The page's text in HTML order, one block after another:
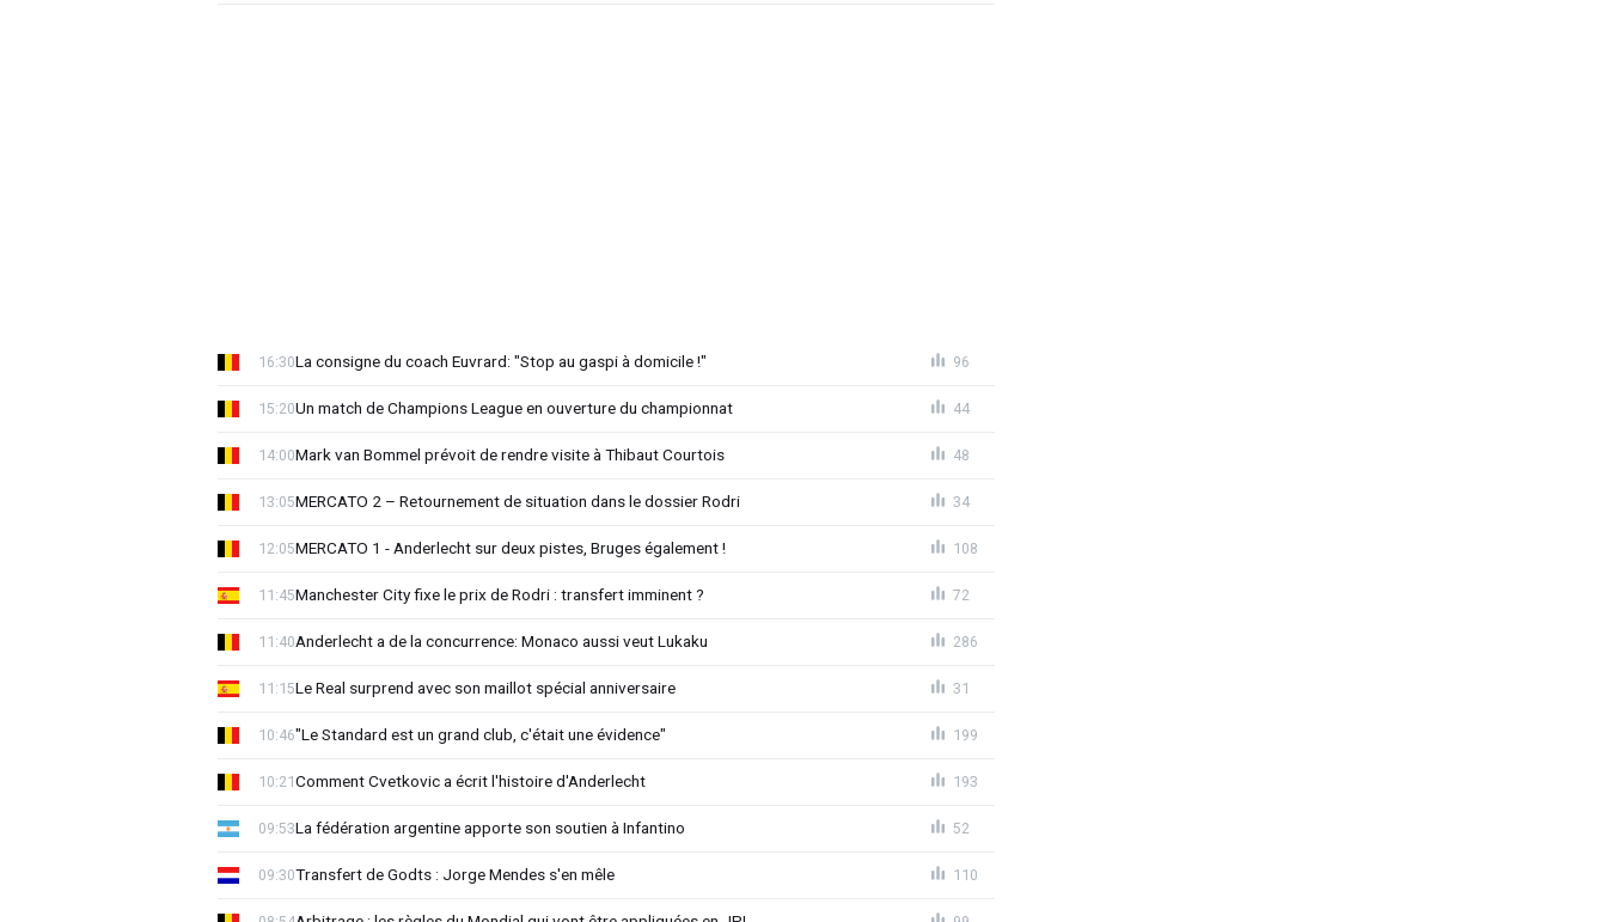
La consigne du coach Euvrard: "Stop au gaspi à domicile !"
16:30 96
Un match de Champions League en ouverture du championnat
15:20 44
Mark van Bommel prévoit de rendre visite à Thibaut Courtois
14:00 48
MERCATO 2 – Retournement de situation dans le dossier Rodri
13:05 34
MERCATO 1 - Anderlecht sur deux pistes, Bruges également !
12:05 108
Manchester City fixe le prix de Rodri : transfert imminent ?
11:45 72
Anderlecht a de la concurrence: Monaco aussi veut Lukaku
11:40 286
Le Real surprend avec son maillot spécial anniversaire
11:15 31
"Le Standard est un grand club, c'était une évidence"
10:46 199
Comment Cvetkovic a écrit l'histoire d'Anderlecht
10:21 193
La fédération argentine apporte son soutien à Infantino
09:53 52
Transfert de Godts : Jorge Mendes s'en mêle
09:30 110